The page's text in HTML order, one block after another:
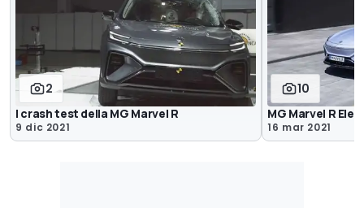
2
I crash test della MG Marvel R
9 dic 2021
10
MG Marvel R
16 mar 2021